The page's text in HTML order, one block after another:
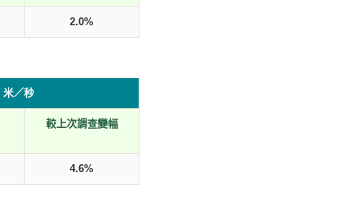
2.0%
米／秒
較上次調查變幅
4.6%